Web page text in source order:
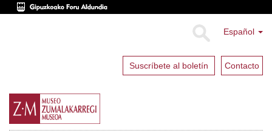
Español
Suscríbete al boletín Contacto